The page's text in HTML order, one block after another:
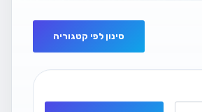
סינון לפי קטגוריה